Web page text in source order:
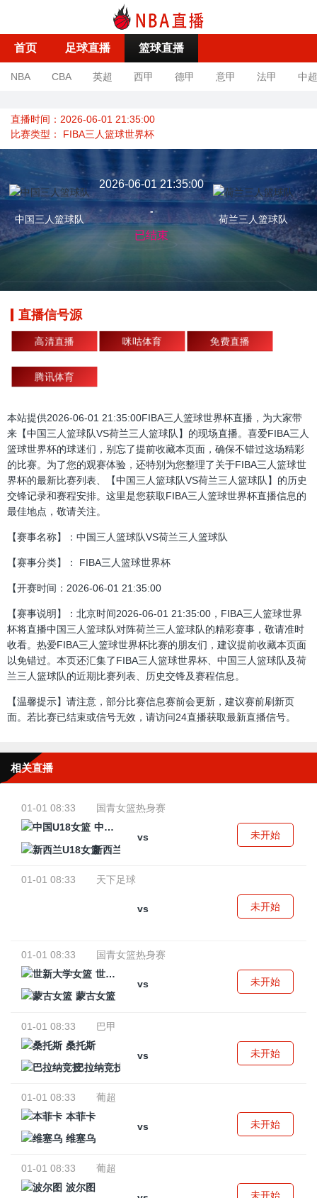
首页 足球直播 篮球直播
NBA CBA 英超 西甲 德甲 意甲 法甲 中超
直播时间：2026-06-01 21:35:00
比赛类型： FIBA三人篮球世界杯
中国三人篮球队
2026-06-01 21:35:00
-
已结束
荷兰三人篮球队
直播信号源
高清直播 咪咕体育 免费直播
腾讯体育
本站提供2026-06-01 21:35:00FIBA三人篮球世界杯直播，为大家带
来【中国三人篮球队VS荷兰三人篮球队】的现场直播。喜爱FIBA三人
篮球世界杯的球迷们，别忘了提前收藏本页面，确保不错过这场精彩
的比赛。为了您的观赛体验，还特别为您整理了关于FIBA三人篮球世
界杯的最新比赛列表、【中国三人篮球队VS荷兰三人篮球队】的历史
交锋记录和赛程安排。这里是您获取FIBA三人篮球世界杯直播信息的
最佳地点，敬请关注。
【赛事名称】：中国三人篮球队VS荷兰三人篮球队
【赛事分类】： FIBA三人篮球世界杯
【开赛时间：2026-06-01 21:35:00
【赛事说明】：北京时间2026-06-01 21:35:00，FIBA三人篮球世界
杯将直播中国三人篮球队对阵荷兰三人篮球队的精彩赛事，敬请准时
收看。热爱FIBA三人篮球世界杯比赛的朋友们，建议提前收藏本页面
以免错过。本页还汇集了FIBA三人篮球世界杯、中国三人篮球队及荷
兰三人篮球队的近期比赛列表、历史交锋及赛程信息。
【温馨提示】请注意，部分比赛信息赛前会更新，建议赛前刷新页
面。若比赛已结束或信号无效，请访问24直播获取最新直播信号。
相关直播
01-01 08:33
国青女篮热身赛
中国U18女篮
vs
新西兰U18女篮
未开始
01-01 08:33 天下足球
vs 未开始
01-01 08:33
国青女篮热身赛
世新大学女篮
vs
蒙古女篮
未开始
01-01 08:33
巴甲
桑托斯
vs
巴拉纳竞技
未开始
01-01 08:33
葡超
本菲卡
vs
维塞乌
未开始
01-01 08:33
葡超
波尔图
未开始